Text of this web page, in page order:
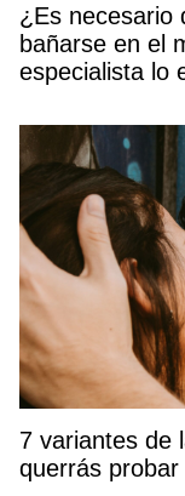
¿Es necesario
bañarse en el
especialista lo
7 variantes de
querrás probar